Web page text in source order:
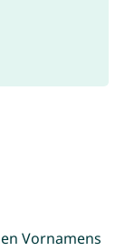
Vornamens